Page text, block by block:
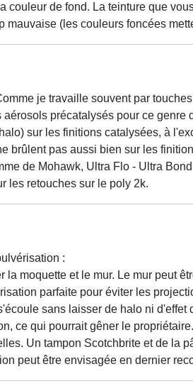
couleur de fond. La teinture que
mauvaise (les couleurs foncées
je travaille souvent par
précatalysés pour ce genre
sur les finitions catalysées, à
brûlent pas aussi bien sur les
de Mohawk, Ultra Flo - Ultra
les retouches sur le poly 2k.
:
moquette et le mur. Le mur peut
parfaite pour éviter les
sans laisser de halo ni
ce qui pourrait gêner le
Un tampon Scotchbrite et de la
peut être envisagée en dernier